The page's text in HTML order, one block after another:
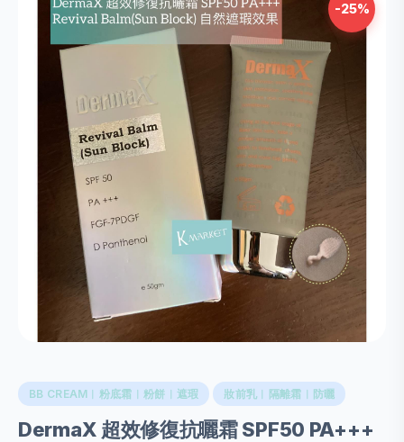
-25%
BB CREAM︱粉底霜︱粉餅︱遮瑕 妝前乳︱隔離霜︱防曬
DermaX 超效修復抗曬霜 SPF50 PA+++